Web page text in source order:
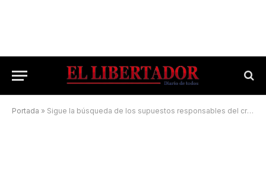
Portada » Sigue la búsqueda de los supuestos responsables del crimen que conmocionó Mocoretá